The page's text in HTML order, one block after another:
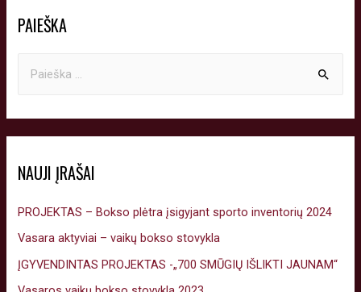
PAIEŠKA
NAUJI ĮRAŠAI
PROJEKTAS – Bokso plėtra įsigyjant sporto inventorių 2024
Vasara aktyviai – vaikų bokso stovykla
ĮGYVENDINTAS PROJEKTAS -„700 SMŪGIŲ IŠLIKTI JAUNAM“